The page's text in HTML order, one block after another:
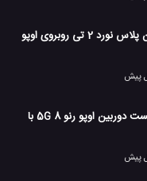
مقایسه کامل وان پلاس نورد 2 تی روبروی اوپو
جعبه گشایی و تست دوربین اوپو رنو 8 5G با